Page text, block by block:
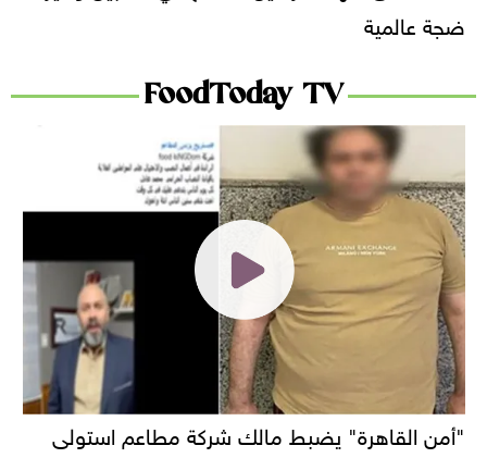
ضجة عالمية
FoodToday TV
"أمن القاهرة" يضبط مالك شركة مطاعم استولى